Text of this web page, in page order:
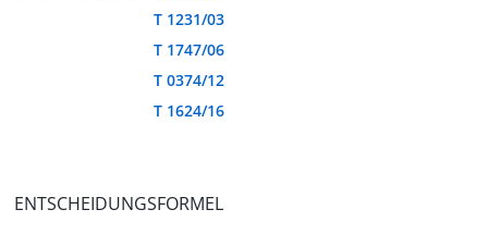
T 1231/03
T 1747/06
T 0374/12
T 1624/16
ENTSCHEIDUNGSFORMEL